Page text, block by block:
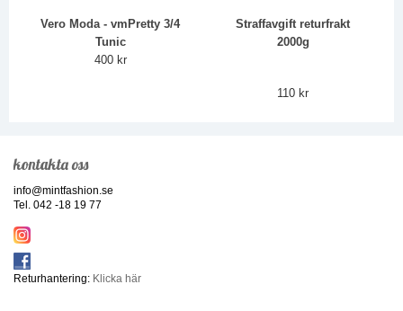
Vero Moda - vmPretty 3/4
Tunic
400 kr
Straffavgift returfrakt
2000g
110 kr
kontakta oss
info@mintfashion.se
Tel. 042 -18 19 77
Returhantering: Klicka här